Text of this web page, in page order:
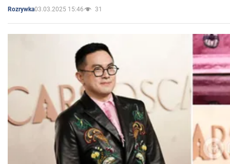
Rozrywka03.03.2025 15:46 31